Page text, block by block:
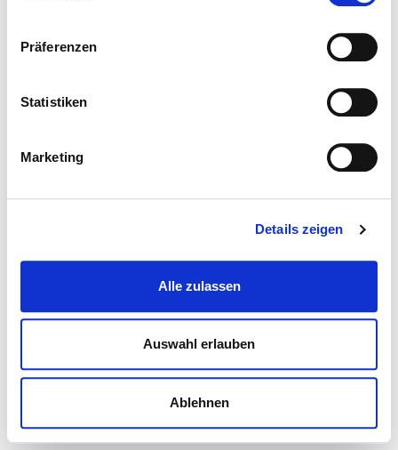
Präferenzen
Statistiken
Marketing
Details zeigen
Alle zulassen
Auswahl erlauben
Ablehnen